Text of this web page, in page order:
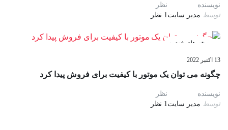
نویسنده
توسط مدیر سایت
نظر
1 نظر
موتورهای خودرو
13 اکتبر 2022
چگونه می توان یک موتور با کیفیت برای فروش پیدا کرد
نویسنده
توسط مدیر سایت
نظر
1 نظر